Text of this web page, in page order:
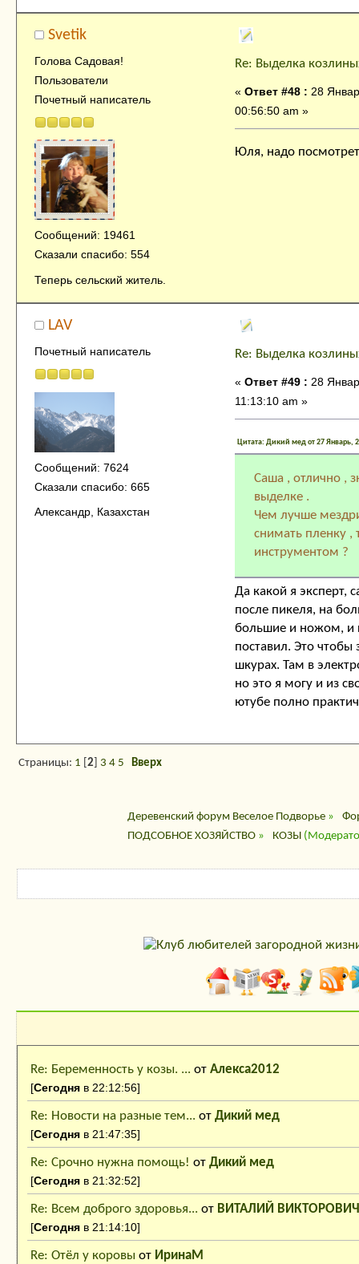
Re: Беременность у козы. ... от Алекса2012
[Сегодня в 22:12:56]
Re: Новости на разные тем... от Дикий мед
[Сегодня в 21:47:35]
Re: Срочно нужна помощь! от Дикий мед
[Сегодня в 21:32:52]
Re: Всем доброго здоровья... от ВИТАЛИЙ ВИКТОРОВИЧ
[Сегодня в 21:14:10]
Re: Отёл у коровы от ИринаМ
Svetik
Голова Садовая!
Пользователи
Почетный написатель
Сообщений: 19461
Сказали спасибо: 554
Теперь сельский житель.
Re: Выделка
« Ответ #48 : 28
00:56:50 am »
Юля, надо
LAV
Почетный написатель
Сообщений: 7624
Сказали спасибо: 665
Александр, Казахстан
Re: Выделка
« Ответ #49 : 28
11:13:10 am »
Цитата: Дикий мед от 27 Январь,
Саша , отлично ,
выделке .
Чем лучше
снимать пленку
инструментом ?
Да какой я эксперт,
после пикеля, на
большие и ножом, и
поставил. Это
шкурах. Там в
но это я могу и из
ютубе полно
Страницы: 1 [2 3 4 5 Вверх
Деревенский форум Веселое Подворье»
ПОДСОБНОЕ ХОЗЯЙСТВО» КОЗЫ